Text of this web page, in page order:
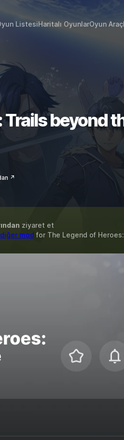
ListesiHaritalı OyunlarOyun
beyond
↗
ziyaret et
mod for The Legend of